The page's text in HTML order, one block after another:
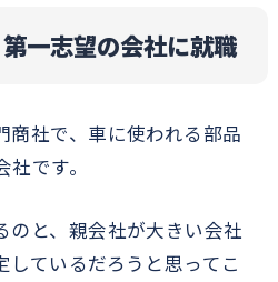
一志望の会社に就職
商社で、車に使われる部品
です。
のと、親会社が大きい会社
しているだろうと思ってこ